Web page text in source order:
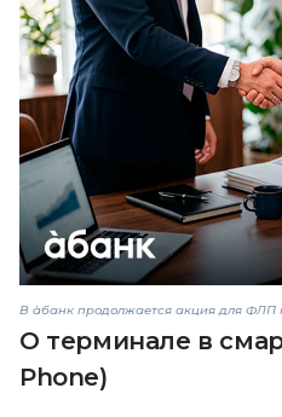
В àбанк продолжается акция для ФЛП
О терминале в
Phone)